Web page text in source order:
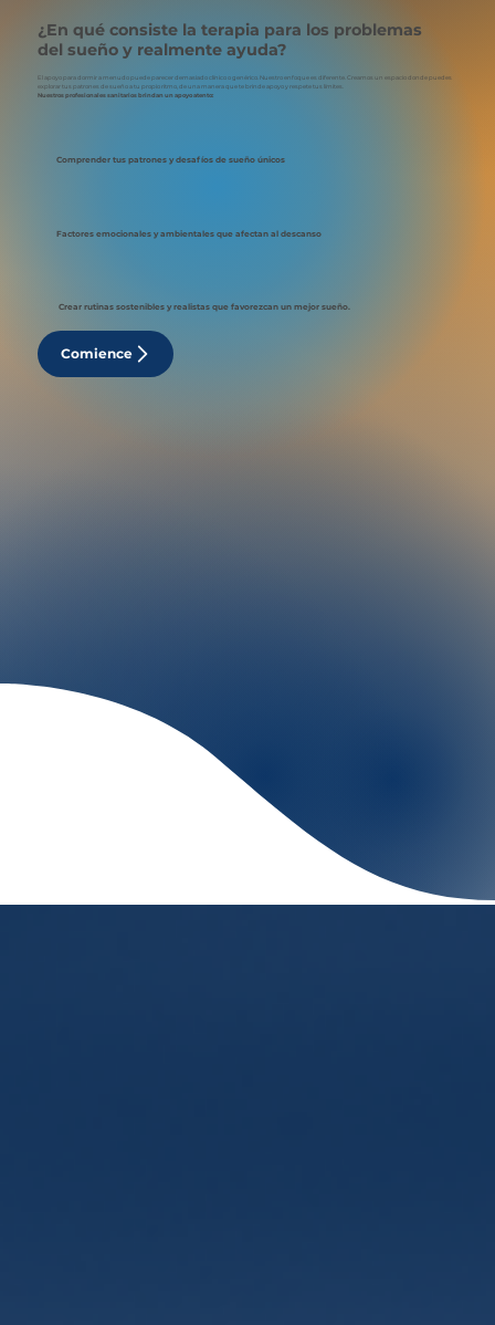
¿En qué consiste la terapia para los problemas
del sueño y realmente ayuda?
El apoyo para dormir a menudo puede parecer demasiado clínico o genérico. Nuestro enfoque es diferente. Creamos un espacio donde puedes
explorar tus patrones de sueño a tu propio ritmo, de una manera que te brinde apoyo y respete tus límites.
Nuestros profesionales sanitarios brindan un apoyo atento:
Comprender tus patrones y desafíos de sueño únicos
Factores emocionales y ambientales que afectan al descanso
Crear rutinas sostenibles y realistas que favorezcan un mejor sueño.
Comience